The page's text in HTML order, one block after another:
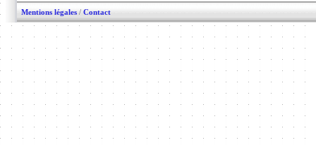
Mentions légales / Contact